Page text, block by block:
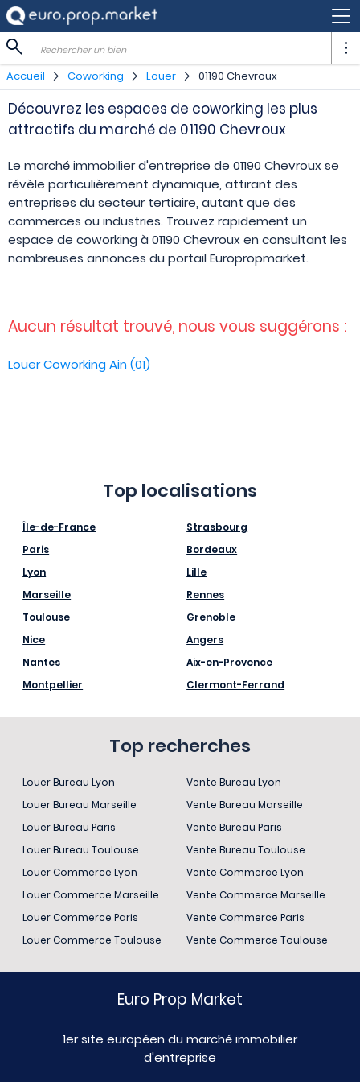
Rechercher un bien
Accueil Coworking Louer 01190 Chevroux
Découvrez les espaces de coworking les plus
attractifs du marché de 01190 Chevroux
Le marché immobilier d'entreprise de 01190 Chevroux se
révèle particulièrement dynamique, attirant des
entreprises du secteur tertiaire, autant que des
commerces ou industries. Trouvez rapidement un
espace de coworking à 01190 Chevroux en consultant les
nombreuses annonces du portail Europropmarket.
Aucun résultat trouvé, nous vous suggérons :
Louer Coworking Ain (01)
Top localisations
Île-de-France
Paris
Lyon
Marseille
Toulouse
Nice
Nantes
Montpellier
Strasbourg
Bordeaux
Lille
Rennes
Grenoble
Angers
Aix-en-Provence
Clermont-Ferrand
Top recherches
Louer Bureau Lyon
Louer Bureau Marseille
Louer Bureau Paris
Louer Bureau Toulouse
Louer Commerce Lyon
Louer Commerce Marseille
Louer Commerce Paris
Louer Commerce Toulouse
Vente Bureau Lyon
Vente Bureau Marseille
Vente Bureau Paris
Vente Bureau Toulouse
Vente Commerce Lyon
Vente Commerce Marseille
Vente Commerce Paris
Vente Commerce Toulouse
Euro Prop Market
1er site européen du marché immobilier
d'entreprise